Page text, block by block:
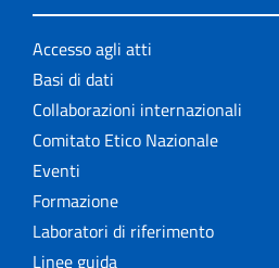
Accesso agli atti
Basi di dati
Collaborazioni internazionali
Comitato Etico Nazionale
Eventi
Formazione
Laboratori di riferimento
Linee guida